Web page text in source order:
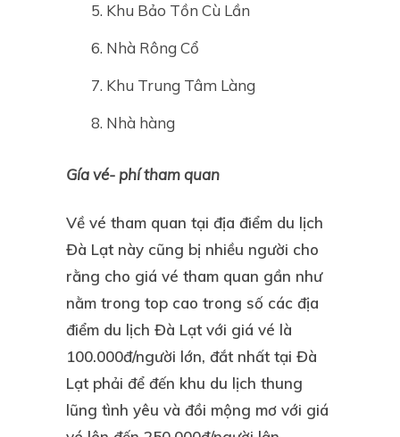
Khu Bảo Tồn Cù Lần
Nhà Rông Cổ
Khu Trung Tâm Làng
Nhà hàng
Gía vé- phí tham quan
Về vé tham quan tại địa điểm du lịch
Đà Lạt này cũng bị nhiều người cho
rằng cho giá vé tham quan gần như
nằm trong top cao trong số các địa
điểm du lịch Đà Lạt với giá vé là
100.000đ/người lớn, đắt nhất tại Đà
Lạt phải để đến khu du lịch thung
lũng tình yêu và đồi mộng mơ với giá